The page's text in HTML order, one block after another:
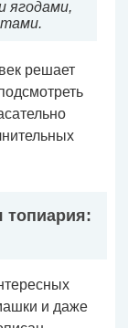
ягодами,
решает
топиария:
и даже